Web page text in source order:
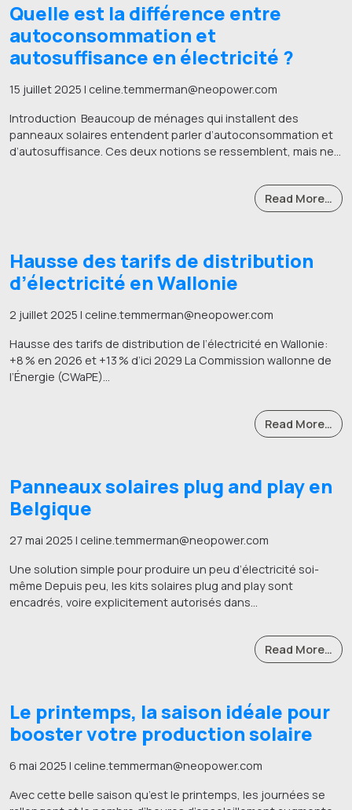
Quelle est la différence entre
autoconsommation et
autosuffisance en électricité ?
15 juillet 2025 | celine.temmerman@neopower.com
Introduction ​ Beaucoup de ménages qui installent des
panneaux solaires entendent parler d’autoconsommation et
d’autosuffisance. Ces deux notions se ressemblent, mais ne…
Read More…
Hausse des tarifs de distribution
d’électricité en Wallonie
2 juillet 2025 | celine.temmerman@neopower.com
Hausse des tarifs de distribution de l’électricité en Wallonie:
+8 % en 2026 et +13 % d’ici 2029 La Commission wallonne de
l’Énergie (CWaPE)…
Read More…
Panneaux solaires plug and play en
Belgique
27 mai 2025 | celine.temmerman@neopower.com
Une solution simple pour produire un peu d’électricité soi-
même Depuis peu, les kits solaires plug and play sont
encadrés, voire explicitement autorisés dans…
Read More…
Le printemps, la saison idéale pour
booster votre production solaire
6 mai 2025 | celine.temmerman@neopower.com
Avec cette belle saison qu’est le printemps, les journées se